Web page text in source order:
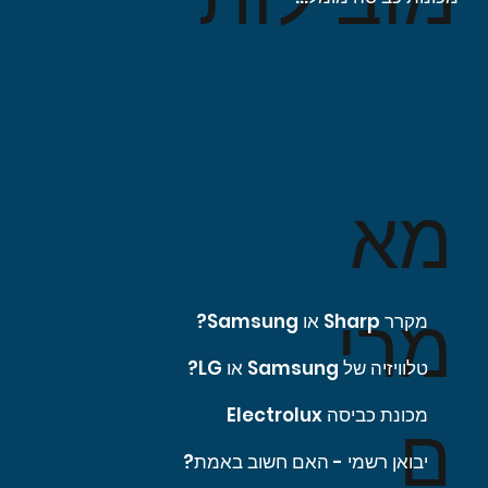
מא
מרי
ם
מקרר Sharp או Samsung?
טלוויזיה של Samsung או LG?
מכונת כביסה Electrolux
יבואן רשמי - האם חשוב באמת?